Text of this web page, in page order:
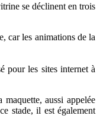
se déclinent en trois
car les animations de la
pour les sites internet à
aussi appelée
stade, il est également